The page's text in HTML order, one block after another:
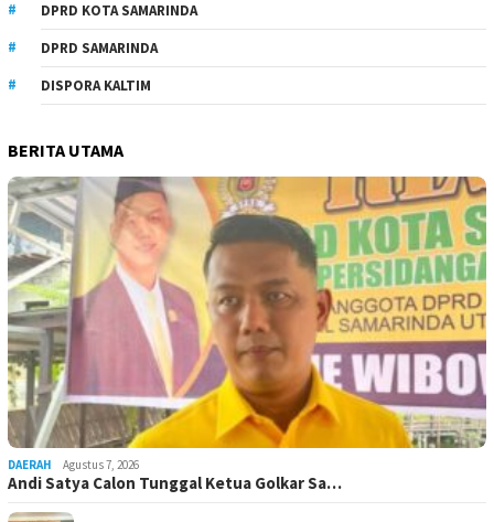
DPRD KOTA SAMARINDA
DPRD SAMARINDA
DISPORA KALTIM
BERITA UTAMA
DAERAH Agustus 7, 2026
Andi Satya Calon Tunggal Ketua Golkar Sa…